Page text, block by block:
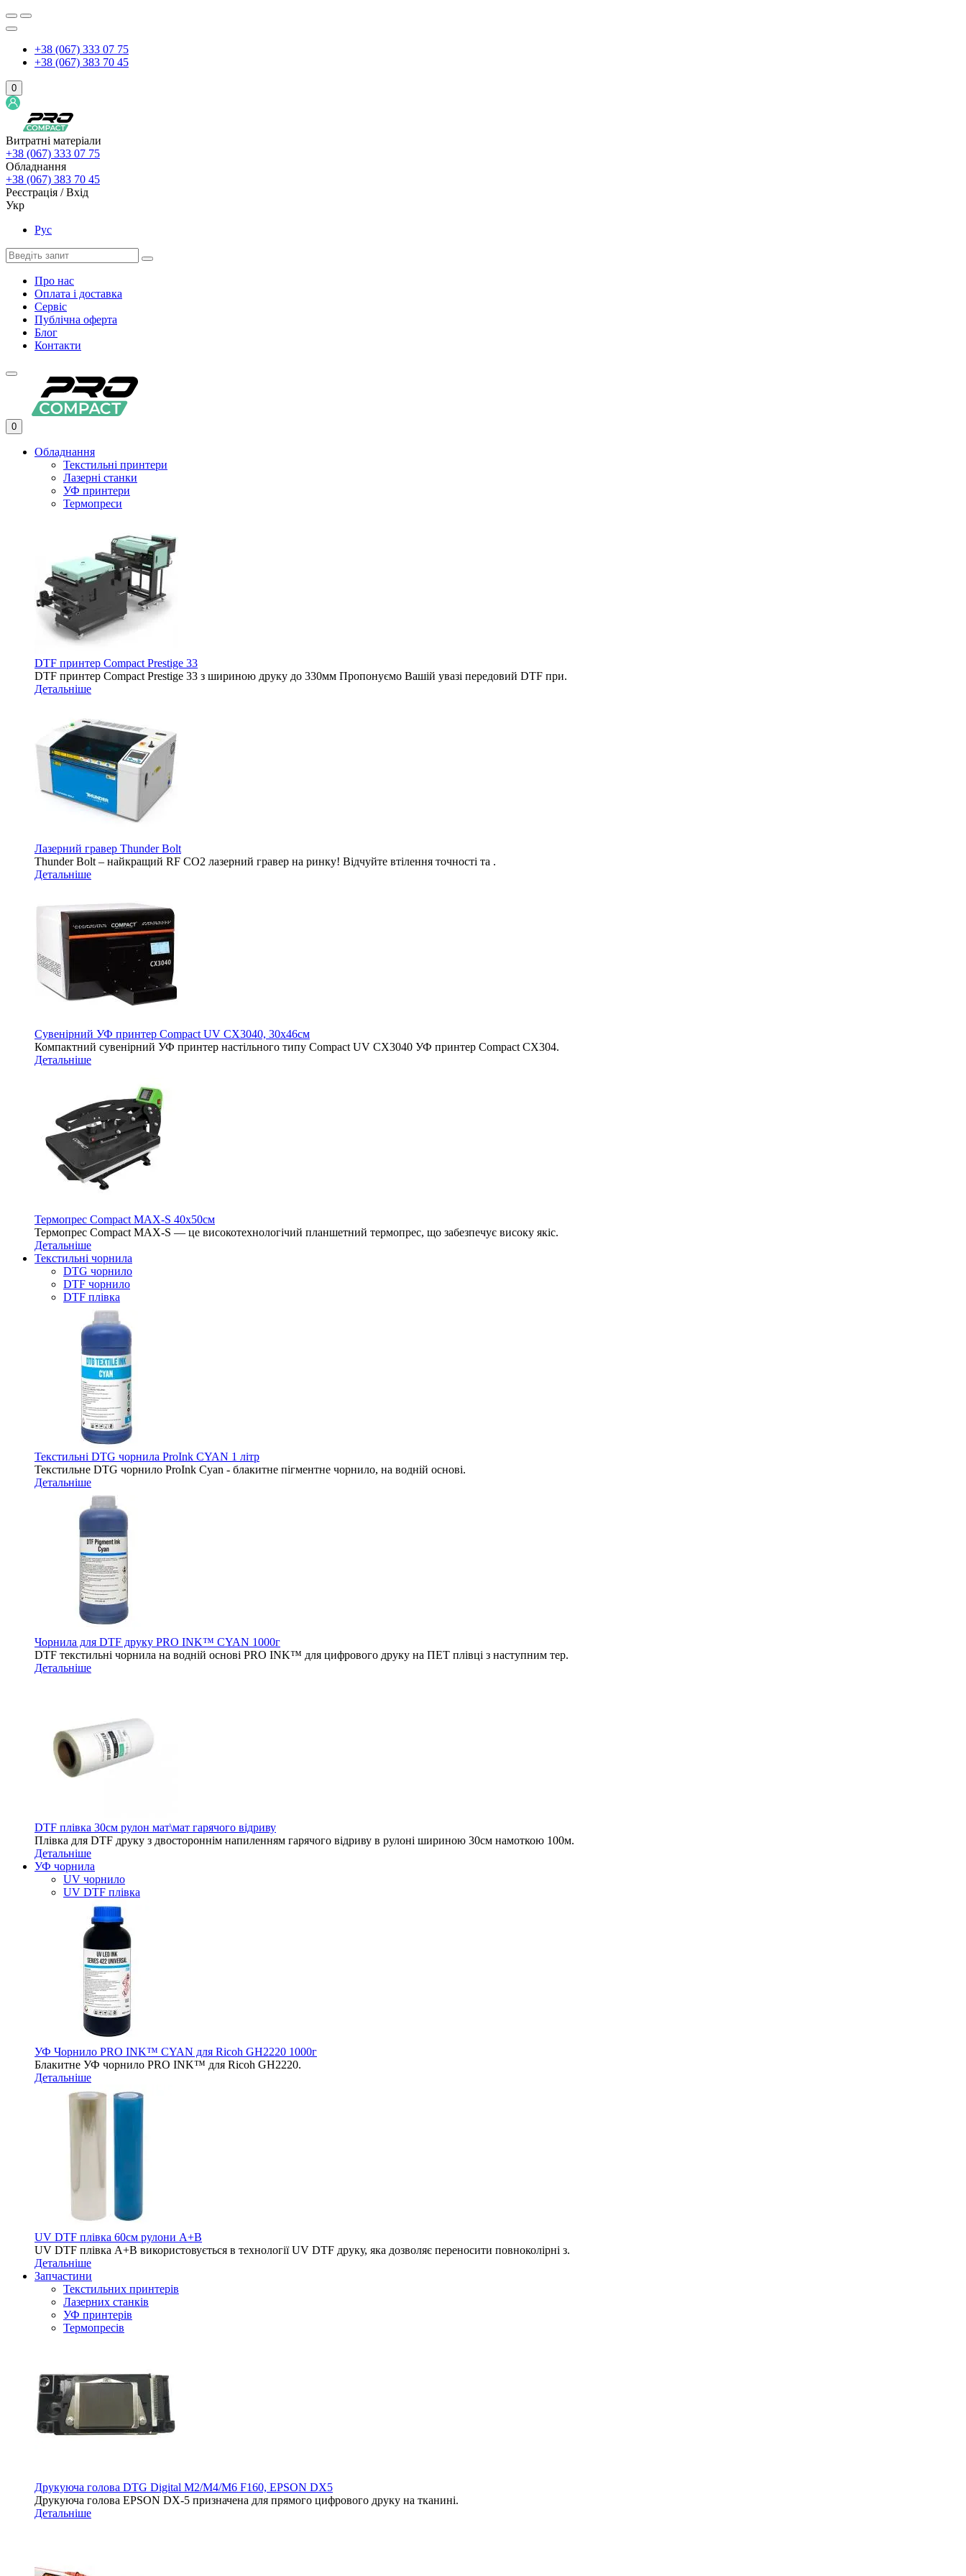
+38 (067) 333 07 75
+38 (067) 383 70 45
0
Витратні матеріали
+38 (067) 333 07 75
Обладнання
+38 (067) 383 70 45
Реєстрація / Вхід
Укр
Рус
Про нас
Оплата і доставка
Сервіс
Публічна оферта
Блог
Контакти
0
Обладнання
Текстильні принтери
Лазерні станки
УФ принтери
Термопреси
DTF принтер Compact Prestige 33
DTF принтер Compact Prestige 33 з шириною друку до 330мм Пропонуємо Вашій увазі передовий DTF при.
Детальніше
Лазерний гравер Thunder Bolt
Thunder Bolt – найкращий RF CO2 лазерний гравер на ринку! Відчуйте втілення точності та .
Детальніше
Сувенірний УФ принтер Compact UV CX3040, 30х46см
Компактний сувенірний УФ принтер настільного типу Compact UV CX3040 УФ принтер Compact CX304.
Детальніше
Термопрес Compact MAX-S 40х50см
Термопрес Compact MAX-S — це високотехнологічий планшетний термопрес, що забезпечує високу якіс.
Детальніше
Текстильні чорнила
DTG чорнило
DTF чорнило
DTF плівка
Текстильні DTG чорнила ProInk CYAN 1 літр
Текстильне DTG чорнило ProInk Cyan - блакитне пігментне чорнило, на водній основі.
Детальніше
Чорнила для DTF друку PRO INK™ CYAN 1000г
DTF текстильні чорнила на водній основі PRO INK™ для цифрового друку на ПЕТ плівці з наступним тер.
Детальніше
DTF плівка 30см рулон мат\мат гарячого відриву
Плівка для DTF друку з двостороннім напиленням гарячого відриву в рулоні шириною 30см намоткою 100м.
Детальніше
УФ чорнила
UV чорнило
UV DTF плівка
УФ Чорнило PRO INK™ CYAN для Ricoh GH2220 1000г
Блакитне УФ чорнило PRO INK™ для Ricoh GH2220.
Детальніше
UV DTF плівка 60см рулони A+B
UV DTF плівка A+B використовується в технології UV DTF друку, яка дозволяє переносити повноколірні з.
Детальніше
Запчастини
Текстильних принтерів
Лазерних станків
УФ принтерів
Термопресів
Друкуюча голова DTG Digital M2/M4/M6 F160, EPSON DX5
Друкуюча голова EPSON DX-5 призначена для прямого цифрового друку на тканині.
Детальніше